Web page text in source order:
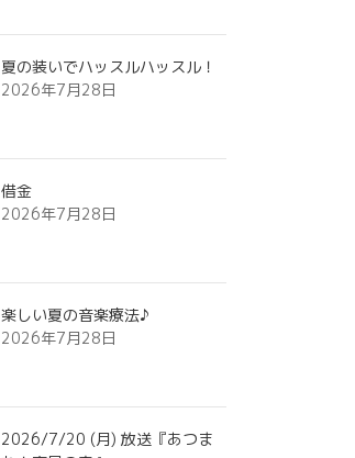
夏の装いでハッスルハッスル！
2026年7月28日
借金
2026年7月28日
楽しい夏の音楽療法♪
2026年7月28日
2026/7/20 (月) 放送『あつま